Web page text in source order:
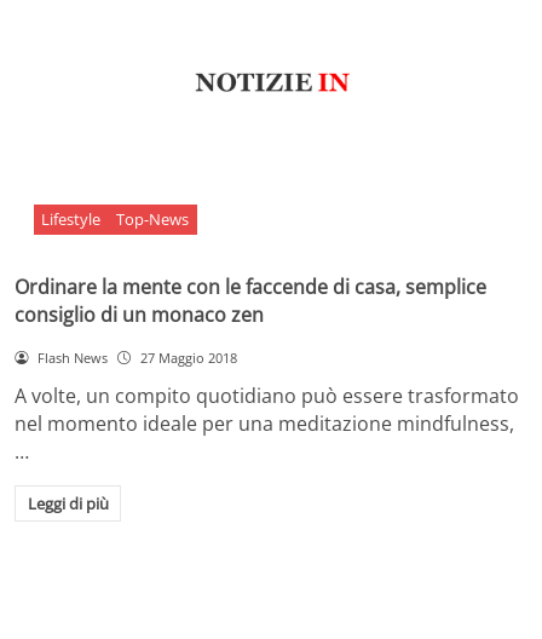
Lifestyle Top-News
Ordinare la mente con le faccende di casa, semplice
consiglio di un monaco zen
Flash News 27 Maggio 2018
A volte, un compito quotidiano può essere trasformato
nel momento ideale per una meditazione mindfulness,
…
Leggi di più